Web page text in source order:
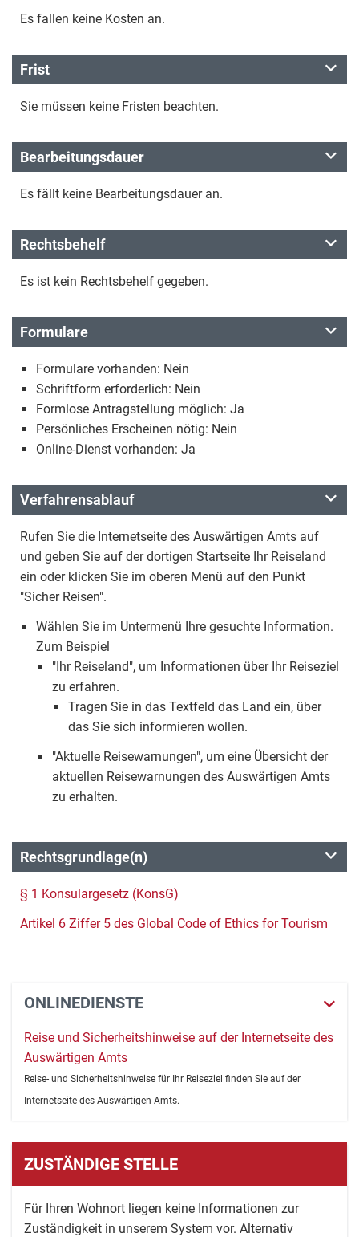
Es fallen keine Kosten an.
Frist
Sie müssen keine Fristen beachten.
Bearbeitungsdauer
Es fällt keine Bearbeitungsdauer an.
Rechtsbehelf
Es ist kein Rechtsbehelf gegeben.
Formulare
Formulare vorhanden: Nein
Schriftform erforderlich: Nein
Formlose Antragstellung möglich: Ja
Persönliches Erscheinen nötig: Nein
Online-Dienst vorhanden: Ja
Verfahrensablauf
Rufen Sie die Internetseite des Auswärtigen Amts auf
und geben Sie auf der dortigen Startseite Ihr Reiseland
ein oder klicken Sie im oberen Menü auf den Punkt
"Sicher Reisen".
Wählen Sie im Untermenü Ihre gesuchte Information.
Zum Beispiel
"Ihr Reiseland", um Informationen über Ihr Reiseziel
zu erfahren.
Tragen Sie in das Textfeld das Land ein, über
das Sie sich informieren wollen.
"Aktuelle Reisewarnungen", um eine Übersicht der
aktuellen Reisewarnungen des Auswärtigen Amts
zu erhalten.
Rechtsgrundlage(n)
§ 1 Konsulargesetz (KonsG)
Artikel 6 Ziffer 5 des Global Code of Ethics for Tourism
ONLINEDIENSTE
Reise und Sicherheitshinweise auf der Internetseite des
Auswärtigen Amts
Reise- und Sicherheitshinweise für Ihr Reiseziel finden Sie auf der
Internetseite des Auswärtigen Amts.
ZUSTÄNDIGE STELLE
Für Ihren Wohnort liegen keine Informationen zur
Zuständigkeit in unserem System vor. Alternativ